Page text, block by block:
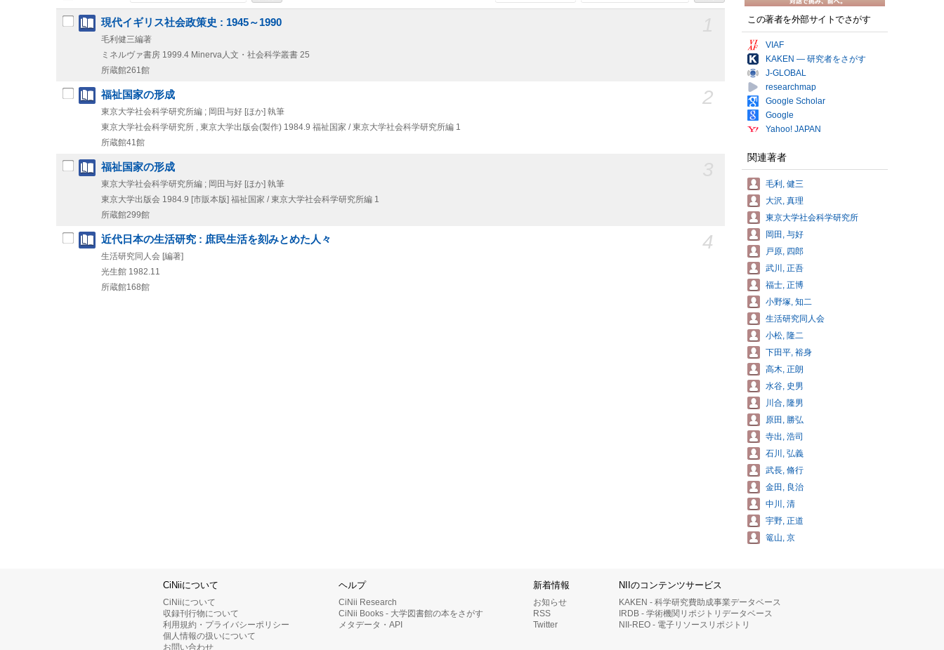
現代イギリス社会政策史 : 1945～1990
毛利健三編著
ミネルヴァ書房 1999.4 Minerva人文・社会科学叢書 25
所蔵館261館
2
福祉国家の形成
東京大学社会科学研究所編 ; 岡田与好 [ほか] 執筆
東京大学社会科学研究所 , 東京大学出版会(製作) 1984.9 福祉国家 / 東京大学社会科学研究所編 1
所蔵館41館
福祉国家の形成
東京大学社会科学研究所編 ; 岡田与好 [ほか] 執筆
東京大学出版会 1984.9 [市販本版] 福祉国家 / 東京大学社会科学研究所編 1
所蔵館299館
4
近代日本の生活研究 : 庶民生活を刻みとめた人々
生活研究同人会 [編著]
光生館 1982.11
所蔵館168館
この著者を外部サイトでさがす
VIAF
KAKEN — 研究者をさがす
J-GLOBAL
researchmap
Google Scholar
Google
Yahoo! JAPAN
関連著者
毛利, 健三
大沢, 真理
東京大学社会科学研究所
岡田, 与好
戸原, 四郎
武川, 正吾
福士, 正博
小野塚, 知二
生活研究同人会
小松, 隆二
下田平, 裕身
高木, 正朗
水谷, 史男
川合, 隆男
原田, 勝弘
寺出, 浩司
石川, 弘義
武長, 脩行
金田, 良治
中川, 清
宇野, 正道
篭山, 京
CiNiiについて
CiNiiについて
収録刊行物について
利用規約・プライバシーポリシー
個人情報の扱いについて
お問い合わせ
ヘルプ
CiNii Research
CiNii Books - 大学図書館の本をさがす
メタデータ・API
新着情報
お知らせ
RSS
Twitter
NIIのコンテンツサービス
KAKEN - 科学研究費助成事業データベース
IRDB - 学術機関リポジトリデータベース
NII-REO - 電子リソースリポジトリ